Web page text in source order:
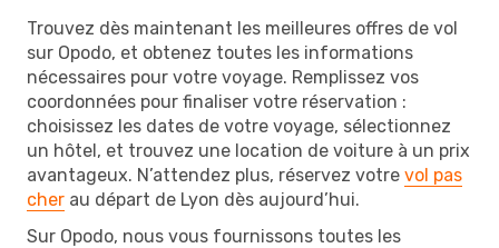
Trouvez dès maintenant les meilleures offres de vol
sur Opodo, et obtenez toutes les informations
nécessaires pour votre voyage. Remplissez vos
coordonnées pour finaliser votre réservation :
choisissez les dates de votre voyage, sélectionnez
un hôtel, et trouvez une location de voiture à un prix
avantageux. N’attendez plus, réservez votre vol pas
cher au départ de Lyon dès aujourd’hui.
Sur Opodo, nous vous fournissons toutes les